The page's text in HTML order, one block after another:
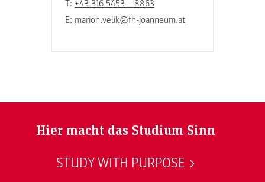
T: +43 316 5453 – 8863
E: marion.velik@fh-joanneum.at
Hier macht das Studium Sinn
STUDY WITH PURPOSE